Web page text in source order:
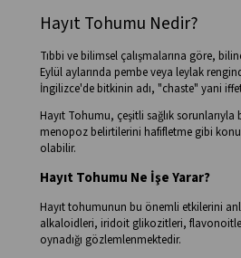
Hayıt Tohumu Nedir?
Tıbbi ve bilimsel çalışmalarına göre,
Eylül aylarında pembe veya leylak
İngilizce'de bitkinin adı, "chaste" yani
Hayıt Tohumu, çeşitli sağlık
menopoz belirtilerini hafifletme gibi
olabilir.
Hayıt Tohumu Ne İşe Yarar?
Hayıt tohumunun bu önemli etkilerini
alkaloidleri, iridoit glikozitleri,
oynadığı gözlemlenmektedir.